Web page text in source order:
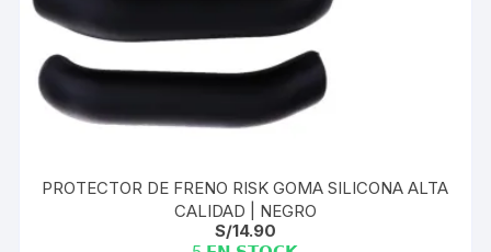
PROTECTOR DE FRENO RISK GOMA SILICONA ALTA
CALIDAD | NEGRO
S/14.90